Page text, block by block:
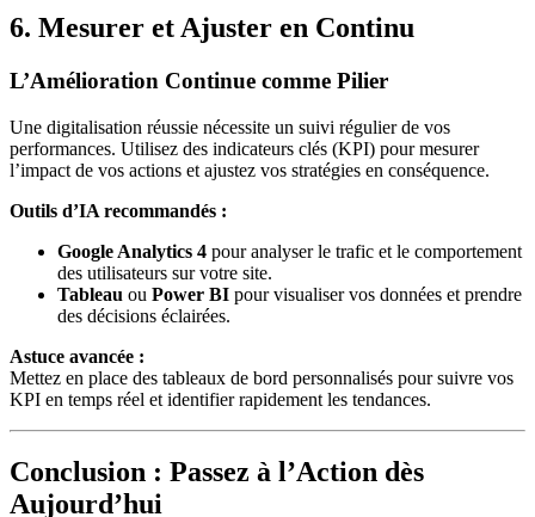
6. Mesurer et Ajuster en Continu
L’Amélioration Continue comme Pilier
Une digitalisation réussie nécessite un suivi régulier de vos
performances. Utilisez des indicateurs clés (KPI) pour mesurer
l’impact de vos actions et ajustez vos stratégies en conséquence.
Outils d’IA recommandés :
Google Analytics 4 pour analyser le trafic et le comportement
des utilisateurs sur votre site.
Tableau ou Power BI pour visualiser vos données et prendre
des décisions éclairées.
Astuce avancée :
Mettez en place des tableaux de bord personnalisés pour suivre vos
KPI en temps réel et identifier rapidement les tendances.
Conclusion : Passez à l’Action dès
Aujourd’hui